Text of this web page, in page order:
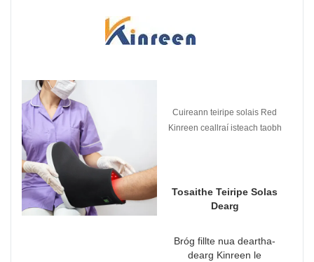
Cuireann teiripe solais Red
Kinreen ceallraí isteach taobh
sreanga .
Tosaithe Teiripe Solas
Dearg
Bróg fillte nua deartha-
dearg Kinreen le